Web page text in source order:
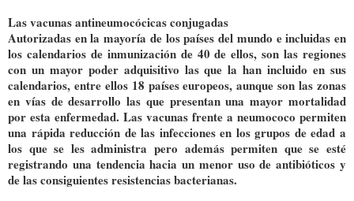
Las vacunas antineumocócicas conjugadas
Autorizadas en la mayoría de los países del mundo e incluidas en
los calendarios de inmunización de 40 de ellos, son las regiones
con un mayor poder adquisitivo las que la han incluido en sus
calendarios, entre ellos 18 países europeos, aunque son las zonas
en vías de desarrollo las que presentan una mayor mortalidad
por esta enfermedad. Las vacunas frente a neumococo permiten
una rápida reducción de las infecciones en los grupos de edad a
los que se les administra pero además permiten que se esté
registrando una tendencia hacia un menor uso de antibióticos y
de las consiguientes resistencias bacterianas.